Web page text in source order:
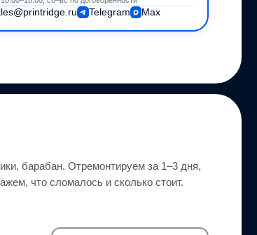
Telegram Max
барабан. Отремонтируем за 1–3 дня,
что сломалось и сколько стоит.